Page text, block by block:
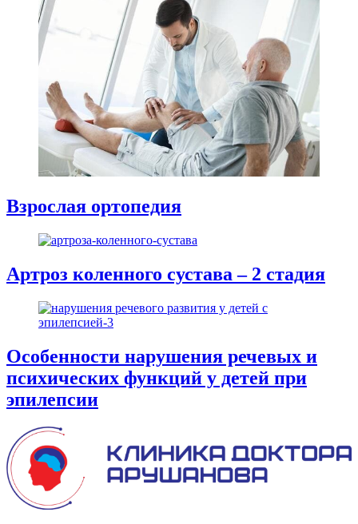
Взрослая ортопедия
Артроз коленного сустава – 2 стадия
Особенности нарушения речевых и
психических функций у детей при
эпилепсии